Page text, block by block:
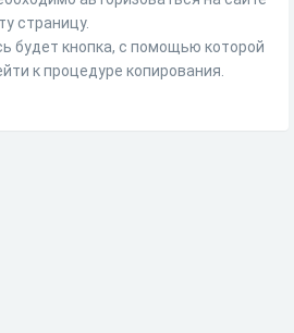
страницу.
будет кнопка, с помощью которой
к процедуре копирования.